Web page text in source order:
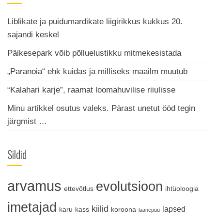
Liblikate ja puidumardikate liigirikkus kukkus 20.
sajandi keskel
Päikesepark võib põlluelustikku mitmekesistada
„Paranoia“ ehk kuidas ja milliseks maailm muutub
“Kalahari karje”, raamat loomahuvilise riiulisse
Minu artikkel osutus valeks. Pärast unetut ööd tegin
järgmist …
Sildid
arvamus ettevõtlus evolutsioon ihtüoloogia
imetajad karu kass kiilid koroona laanepüü lapsed